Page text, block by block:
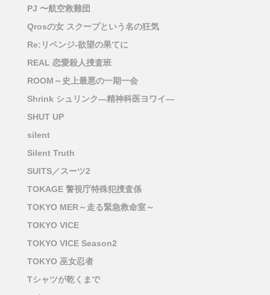
PJ 〜航空救難団
Qrosの女 スクープという名の狂気
Re:リベンジ-欲望の果てに
REAL 恋愛殺人捜査班
ROOM～史上最悪の一期一会
Shrink シュリンク―精神科医ヨワイ―
SHUT UP
silent
Silent Truth
SUITS／スーツ2
TOKAGE 警視庁特殊犯捜査係
TOKYO MER～走る緊急救命室～
TOKYO VICE
TOKYO VICE Season2
TOKYO 巫女忍者
Tシャツが乾くまで